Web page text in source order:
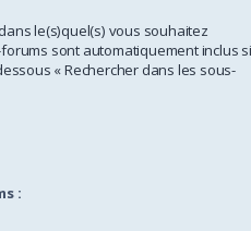
le(s)quel(s) vous souhaitez
sont automatiquement inclus si
« Rechercher dans les sous-
: